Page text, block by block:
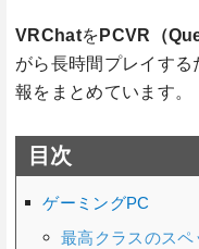
VRChatを PCVR（
がら長時間プレイす
報をまとめています。
目次
ゲーミングPC
最高クラスのスペ